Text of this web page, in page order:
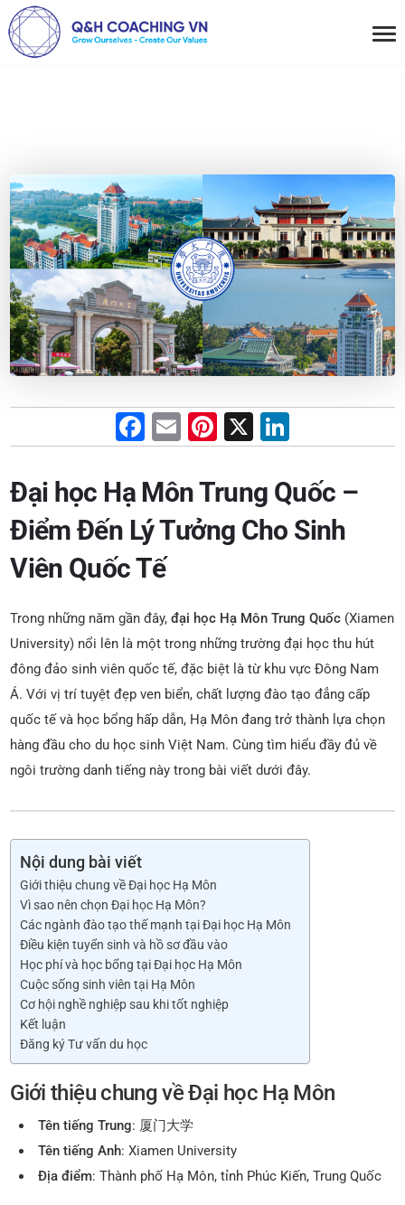
F
a
c
e
b
o
k
E
m
ai
l
Pi
nt
er
e
st
X
n
k
e
dI
Đại học Hạ Môn Trung Quốc –
Điểm Đến Lý Tưởng Cho Sinh
Viên Quốc Tế
Trong những năm gần đây,đại học Hạ Môn Trung Quốc (Xiamen
University) nổi lên là một trong những trường đại học thu hút
đông đảo sinh viên quốc tế, đặc biệt là từ khu vực Đông Nam
Á. Với vị trí tuyệt đẹp ven biển, chất lượng đào tạo đẳng cấp
quốc tế và học bổng hấp dẫn, Hạ Môn đang trở thành lựa chọn
hàng đầu cho du học sinh Việt Nam. Cùng tìm hiểu đầy đủ về
ngôi trường danh tiếng này trong bài viết dưới đây.
Nội dung bài viết
Giới thiệu chung về Đại học Hạ Môn
Vì sao nên chọn Đại học Hạ Môn?
Các ngành đào tạo thế mạnh tại Đại học Hạ Môn
Điều kiện tuyển sinh và hồ sơ đầu vào
Học phí và học bổng tại Đại học Hạ Môn
Cuộc sống sinh viên tại Hạ Môn
Cơ hội nghề nghiệp sau khi tốt nghiệp
Kết luận
Đăng ký Tư vấn du học
Giới thiệu chung về Đại học Hạ Môn
Tên tiếng Trung: 厦门大学
Tên tiếng Anh: Xiamen University
Địa điểm: Thành phố Hạ Môn, tỉnh Phúc Kiến, Trung Quốc